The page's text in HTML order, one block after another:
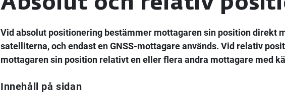
Vid absolut positionering bestämmer mottagaren sin position direkt
satelliterna, och endast en GNSS-mottagare används. Vid relativ
mottagaren sin position relativt en eller flera andra mottagare med
Innehåll på sidan